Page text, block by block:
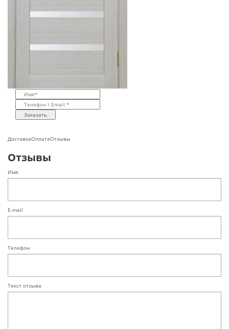
Заказать
ДоставкаОплатаОтзывы
Отзывы
Имя
E-mail
Телефон
Текст отзыва